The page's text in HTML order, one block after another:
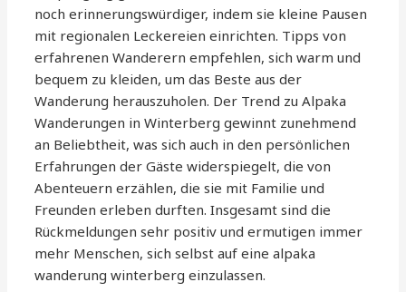
noch erinnerungswürdiger, indem sie kleine Pausen
mit regionalen Leckereien einrichten. Tipps von
erfahrenen Wanderern empfehlen, sich warm und
bequem zu kleiden, um das Beste aus der
Wanderung herauszuholen. Der Trend zu Alpaka
Wanderungen in Winterberg gewinnt zunehmend
an Beliebtheit, was sich auch in den persönlichen
Erfahrungen der Gäste widerspiegelt, die von
Abenteuern erzählen, die sie mit Familie und
Freunden erleben durften. Insgesamt sind die
Rückmeldungen sehr positiv und ermutigen immer
mehr Menschen, sich selbst auf eine alpaka
wanderung winterberg einzulassen.